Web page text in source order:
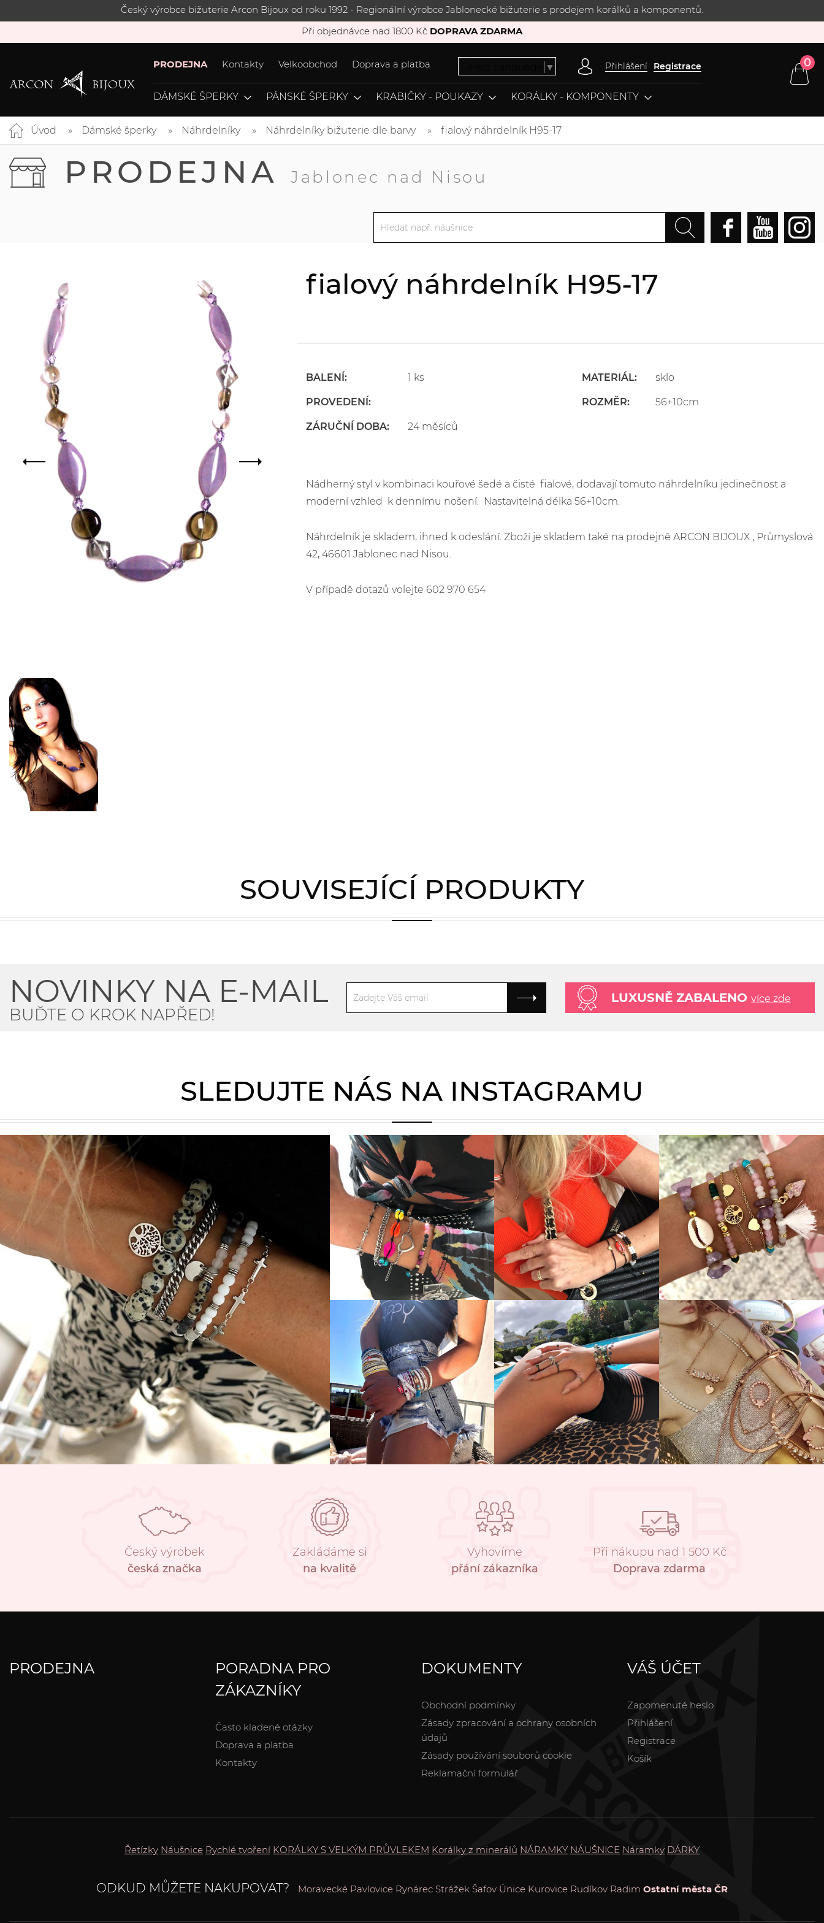
Český výrobce bižuterie Arcon Bijoux od roku 1992 - Regionální výrobce Jablonecké bižuterie s prodejem korálků a komponentů.
Při objednávce nad 1800 Kč DOPRAVA ZDARMA
PRODEJNA Kontakty Velkoobchod Doprava a platba ▼ Přihlášení Registrace 0
DÁMSKÉ ŠPERKY PÁNSKÉ ŠPERKY KRABIČKY - POUKAZY KORÁLKY - KOMPONENTY
Úvod Dámské šperky Náhrdelníky Náhrdelníky bižuterie dle barvy fialový náhrdelník H95-17
PRODEJNA Jablonec nad Nisou
fialový náhrdelník H95-17
BALENÍ: 1 ks
PROVEDENÍ:
ZÁRUČNÍ DOBA: 24 měsíců
MATERIÁL: sklo
ROZMĚR: 56+10cm
Nádherný styl v kombinaci kouřové šedé a čisté fialové, dodavají tomuto náhrdelníku jedinečnost a
moderní vzhled k dennímu nošení. Nastavitelná délka 56+10cm.
Náhrdelník je skladem, ihned k odeslání. Zboží je skladem také na prodejně ARCON BIJOUX , Průmyslová
42, 46601 Jablonec nad Nisou.
V případě dotazů volejte 602 970 654
SOUVISEJÍCÍ PRODUKTY
NOVINKY NA E-MAIL
BUĎTE O KROK NAPŘED!
LUXUSNĚ ZABALENO více zde
SLEDUJTE NÁS NA INSTAGRAMU
Český výrobek
česká značka
Zakládáme si
na kvalitě
Vyhovíme
přání zákazníka
Při nákupu nad 1 500 Kč
Doprava zdarma
PRODEJNA
PORADNA PRO
ZÁKAZNÍKY
Často kladené otázky
Doprava a platba
Kontakty
DOKUMENTY
Obchodní podmínky
Zásady zpracování a ochrany osobních
údajů
Zásady používání souborů cookie
Reklamační formulář
VÁŠ ÚČET
Zapomenuté heslo
Přihlášení
Registrace
Košík
Řetízky Náušnice Rychlé tvoření KORÁLKY S VELKÝM PRŮVLEKEM Korálky z minerálů NÁRAMKY NÁUŠNICE Náramky DÁRKY
ODKUD MŮŽETE NAKUPOVAT? Moravecké Pavlovice Rynárec Strážek Šafov Únice Kurovice Rudíkov Radim Ostatní města ČR